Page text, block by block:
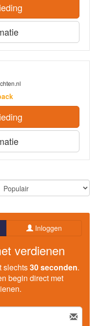
Inloggen
Start vandaag nog met verdienen
slechts30 seconden.
begin direct met